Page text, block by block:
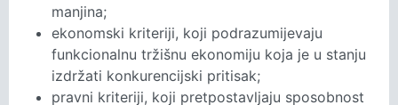
manjina;
ekonomski kriteriji, koji podrazumijevaju
funkcionalnu tržišnu ekonomiju koja je u stanju
izdržati konkurencijski pritisak;
pravni kriteriji, koji pretpostavljaju sposobnost